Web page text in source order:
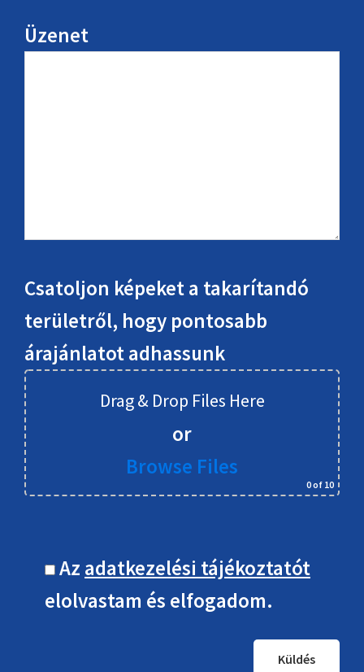
Üzenet
Csatoljon képeket a takarítandó
területről, hogy pontosabb
árajánlatot adhassunk
Drag & Drop Files Here
or
Browse Files
0of 10
Az adatkezelési tájékoztatót
elolvastam és elfogadom.